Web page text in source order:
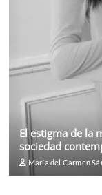
El estigma de la
sociedad
María del Carmen